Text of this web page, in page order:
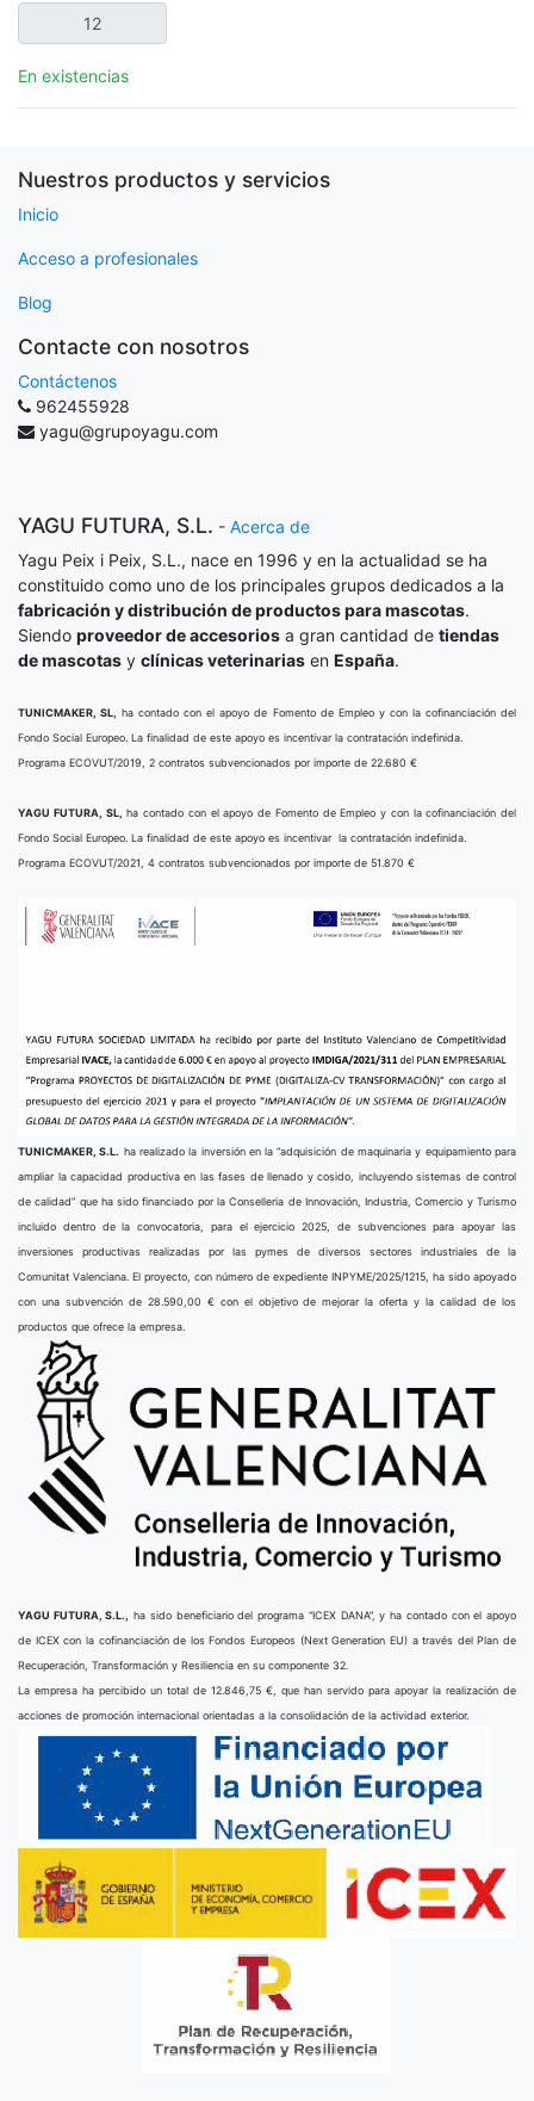
En existencias
Nuestros productos y servicios
Inicio
Acceso a profesionales
Blog
Contacte con nosotros
Contáctenos
962455928
yagu@grupoyagu.com
YAGU FUTURA, S.L. - Acerca de
Yagu Peix i Peix, S.L., nace en 1996 y en la actualidad se ha
constituido como uno de los principales grupos dedicados a la
fabricación y distribución de productos para mascotas.
Siendo proveedor de accesorios a gran cantidad de tiendas
de mascotas y clínicas veterinarias en España.
TUNICMAKER, SL,
ha contado con el apoyo de Fomento de Empleo y con la cofinanciación del
Fondo Social Europeo. La finalidad de este apoyo es incentivar la contratación indefinida.
Programa ECOVUT/2019, 2 contratos subvencionados por importe de 22.680 €
YAGU FUTURA, SL,
ha contado con el apoyo de Fomento de Empleo y con la cofinanciación del
Fondo Social Europeo. La finalidad de este apoyo es incentivar la contratación indefinida.
Programa ECOVUT/2021, 4 contratos subvencionados por importe de 51.870 €
TUNICMAKER, S.L. ha realizado la inversión en la “adquisición de maquinaria y equipamiento para
ampliar la capacidad productiva en las fases de llenado y cosido, incluyendo sistemas de control
de calidad” que ha sido financiado por la Conselleria de Innovación, Industria, Comercio y Turismo
incluido dentro de la convocatoria, para el ejercicio 2025, de subvenciones para apoyar las
inversiones productivas realizadas por las pymes de diversos sectores industriales de la
Comunitat Valenciana. El proyecto, con número de expediente INPYME/2025/1215, ha sido apoyado
con una subvención de 28.590,00 € con el objetivo de mejorar la oferta y la calidad de los
productos que ofrece la empresa.
YAGU FUTURA, S.L.,
ha sido beneficiario del programa “ICEX DANA”, y ha contado con el apoyo
de ICEX con la cofinanciación de los Fondos Europeos (Next Generation EU) a través del Plan de
Recuperación, Transformación y Resiliencia en su componente 32.
La empresa ha percibido un total de 12.846,75 €, que han servido para apoyar la realización de
acciones de promoción internacional orientadas a la consolidación de la actividad exterior.